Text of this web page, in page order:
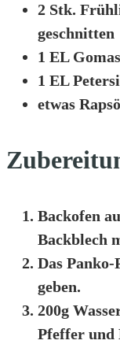
2 Stk.
geschnitten
1 EL
1 EL
etwas
Backofen
Backblech
Das Panko-
geben.
200g
Pfeffer und